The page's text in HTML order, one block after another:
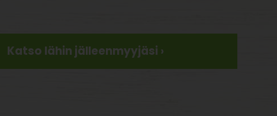
Katso lähin jälleenmyyjäsi ›